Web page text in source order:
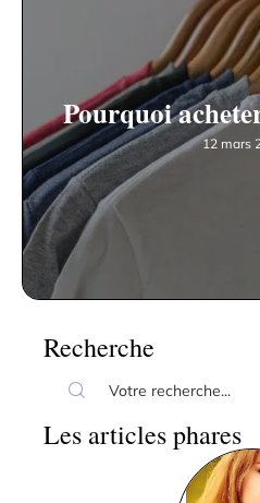
Pourquoi
12 mars
Recherche
Les articles phares